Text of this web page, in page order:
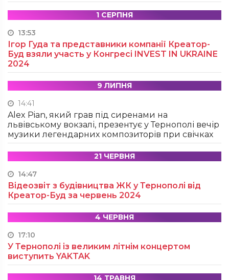
1 СЕРПНЯ
13:53
Ігор Гуда та представники компанії Креатор-
Буд взяли участь у Конгресі INVEST IN UKRAINE
2024
9 ЛИПНЯ
14:41
Alex Pian, який грав під сиренами на
львівському вокзалі, презентує у Тернополі вечір
музики легендарних композиторів при свічках
21 ЧЕРВНЯ
14:47
Відеозвіт з будівництва ЖК у Тернополі від
Креатор-Буд за червень 2024
4 ЧЕРВНЯ
17:10
У Тернополі із великим літнім концертом
виступить YAKTAK